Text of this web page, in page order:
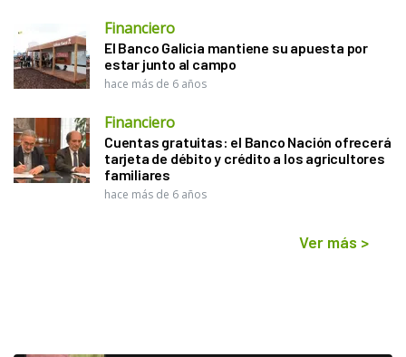
Financiero
El Banco Galicia mantiene su apuesta por
estar junto al campo
hace más de 6 años
Financiero
Cuentas gratuitas: el Banco Nación ofrecerá
tarjeta de débito y crédito a los agricultores
familiares
hace más de 6 años
Ver más >